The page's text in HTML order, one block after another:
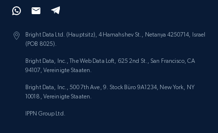
Bright Data Ltd. (Hauptsitz), 4 Hamahshev St., Netanya 4250714, Israel
(POB 8025).
Bright Data, Inc., The Web Data Loft, 625 2nd St., San Francisco, CA
94107, Vereinigte Staaten.
Bright Data, Inc., 500 7th Ave, 9. Stock Büro 9A1234, New York, NY
10018, Vereinigte Staaten.
IPPN Group Ltd.